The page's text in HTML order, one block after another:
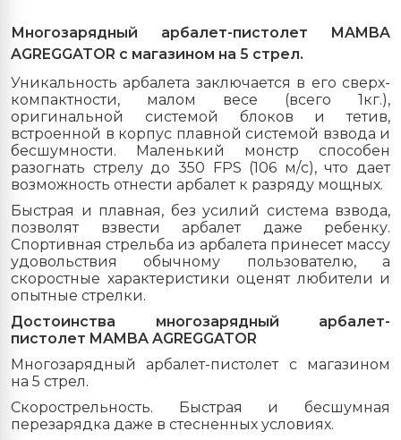
Многозарядный арбалет-пистолет MAMBA
AGREGGATOR с магазином на 5 стрел.
Уникальность арбалета заключается в его сверх-
компактности, малом весе (всего 1кг.),
оригинальной системой блоков и тетив,
встроенной в корпус плавной системой взвода и
бесшумности. Маленький монстр способен
разогнать стрелу до 350 FPS (106 м/с), что дает
возможность отнести арбалет к разряду мощных.
Быстрая и плавная, без усилий система взвода,
позволят взвести арбалет даже ребенку.
Спортивная стрельба из арбалета принесет массу
удовольствия обычному пользователю, а
скоростные характеристики оценят любители и
опытные стрелки.
Достоинства многозарядный арбалет-
пистолет MAMBA AGREGGATOR
Многозарядный арбалет-пистолет с магазином
на 5 стрел.
Скорострельность. Быстрая и бесшумная
перезарядка даже в стесненных условиях.